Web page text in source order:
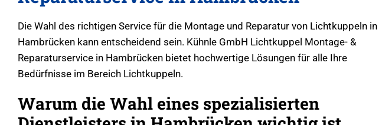
Die Wahl des richtigen Service für die Montage und Reparatur von Lichtkuppeln in
Hambrücken kann entscheidend sein. Kühnle GmbH Lichtkuppel Montage- &
Reparaturservice in Hambrücken bietet hochwertige Lösungen für alle Ihre
Bedürfnisse im Bereich Lichtkuppeln.
Warum die Wahl eines spezialisierten